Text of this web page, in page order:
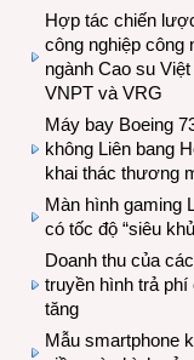
Hợp tác chiến
công nghiệp công
ngành Cao su
VNPT và VRG
Máy bay Boeing
không Liên bang
khai thác thương
Màn hình gaming
có tốc độ “siêu
Doanh thu của
truyền hình trả phí
tăng
Mẫu smartphone